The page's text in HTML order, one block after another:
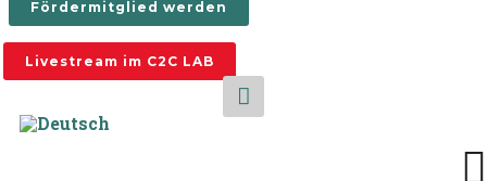
Fördermitglied werden
Livestream im C2C LAB